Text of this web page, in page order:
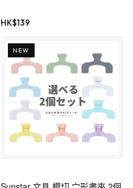
HK$139
NEW